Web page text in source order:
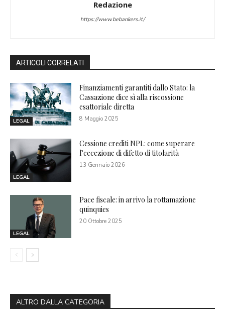
Redazione
https://www.bebankers.it/
ARTICOLI CORRELATI
LEGAL
Finanziamenti garantiti dallo Stato: la
Cassazione dice sì alla riscossione
esattoriale diretta
8 Maggio 2025
LEGAL
Cessione crediti NPL: come superare
l’eccezione di difetto di titolarità
13 Gennaio 2026
LEGAL
Pace fiscale: in arrivo la rottamazione
quinquies
20 Ottobre 2025
ALTRO DALLA CATEGORIA